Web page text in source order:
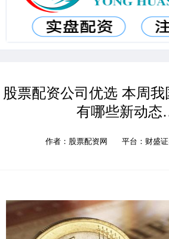
股票配资公司优选 本周
有哪些新动
作者：股票配资网 平台：财盛